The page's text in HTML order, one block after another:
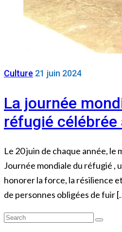
Culture 21 juin 2024
La journée
réfugié célébrée
Le 20 juin de chaque année, le
Journée mondiale du réfugié ,
honorer la force, la résilience
de personnes obligées de fuir
Search
Search